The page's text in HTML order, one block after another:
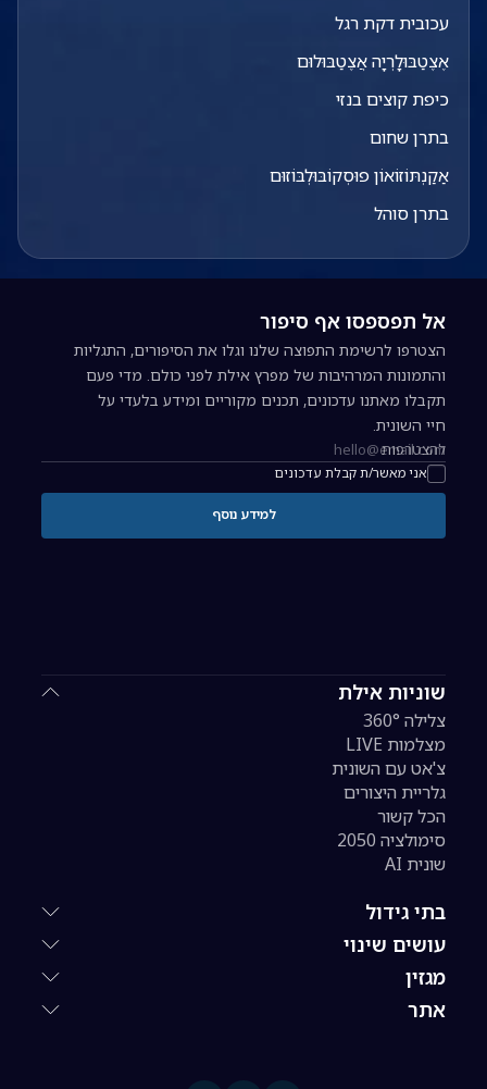
עכובית דקת רגל
אֶצֶטַבּוּלָרְיָה אֲצֶטַבּוּלוּם
כיפת קוצים בנזי
בתרן שחום
אַקַנְתּוֹזוֹאוֹן פוּסְקוֹבּוּלְבּוֹזוּם
בתרן סוהל
שוניות אילת
צלילה 360°
מצלמות LIVE
צ'אט עם השונית
גלריית היצורים
הכל קשור
סימולציה 2050
שונית AI
בתי גידול
עושים שינוי
מגזין
אתר
אל תפספסו אף סיפור
הצטרפו לרשימת התפוצה שלנו וגלו את הסיפורים, התגליות
והתמונות המרהיבות של מפרץ אילת לפני כולם. מדי פעם
תקבלו מאתנו עדכונים, תכנים מקוריים ומידע בלעדי על
חיי השונית.
כתובת אימייל להרשמה לניוזלטר
אני מאשר/ת קבלת עדכונים
להצטרפות
למידע נוסף